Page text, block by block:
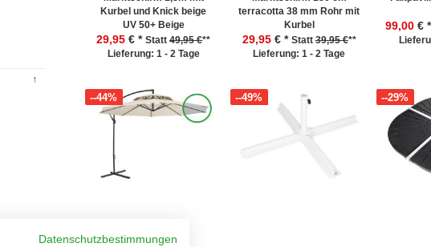
Kurbel und Knick beige
UV 50+ Beige
29,95 € *Statt49,95 €**
Lieferung: 1 - 2 Tage
terracotta 38 mm Rohr mit
Kurbel
29,95 € * Statt39,95 €**
Lieferung: 1 - 2 Tage
99,00 € *
--44% --49% --29%
Datenschutzbestimmungen